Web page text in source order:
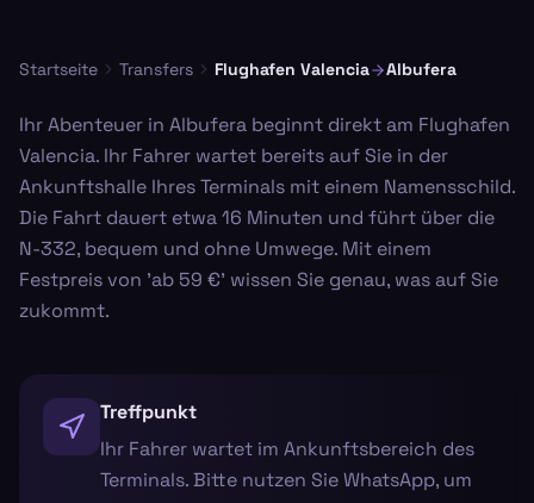
Startseite Transfers Flughafen Valencia Albufera
Ihr Abenteuer in Albufera beginnt direkt am Flughafen
Valencia. Ihr Fahrer wartet bereits auf Sie in der
Ankunftshalle Ihres Terminals mit einem Namensschild.
Die Fahrt dauert etwa 16 Minuten und führt über die
N-332, bequem und ohne Umwege. Mit einem
Festpreis von 'ab 59 €' wissen Sie genau, was auf Sie
zukommt.
Treffpunkt
Ihr Fahrer wartet im Ankunftsbereich des
Terminals. Bitte nutzen Sie WhatsApp, um